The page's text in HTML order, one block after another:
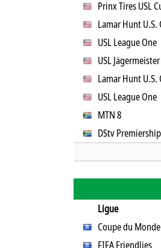
Prinx Tires USL
Lamar Hunt U.S.
USL League One
USL
Lamar Hunt U.S.
USL League One
MTN 8
DStv Premiership
Ligue
Coupe du Monde
FIFA Friendlies